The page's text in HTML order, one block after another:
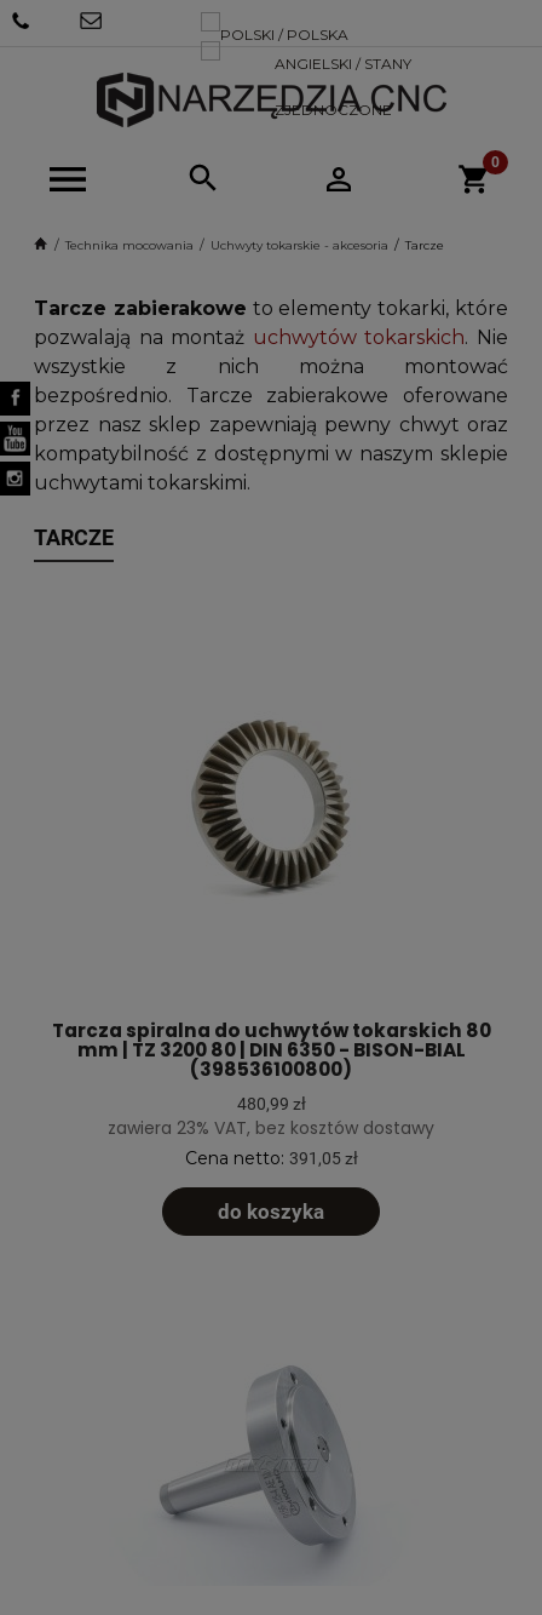
Technika mocowania Uchwyty tokarskie - akcesoria Tarcze
Tarcze zabierakowe to elementy tokarki, które
pozwalają na montaż uchwytów tokarskich. Nie
wszystkie z nich można montować
bezpośrednio. Tarcze zabierakowe oferowane
przez nasz sklep zapewniają pewny chwyt oraz
kompatybilność z dostępnymi w naszym sklepie
uchwytami tokarskimi.
TARCZE
Tarcza spiralna do uchwytów tokarskich 80
mm | TZ 3200 80 | DIN 6350 - BISON-BIAL
(398536100800)
480,99 zł
zawiera 23% VAT, bez kosztów dostawy
Cena netto: 391,05 zł
do koszyka